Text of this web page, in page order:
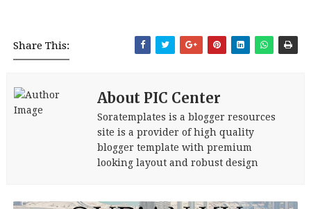
Share This:
About PIC Center
Soratemplates is a blogger resources
site is a provider of high quality
blogger template with premium
looking layout and robust design